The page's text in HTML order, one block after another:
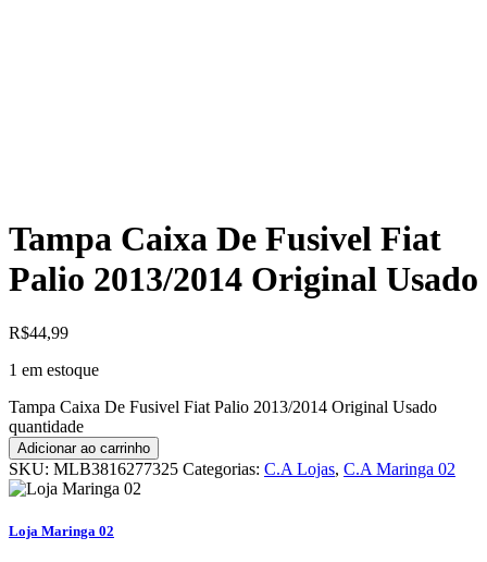
Tampa Caixa De Fusivel Fiat
Palio 2013/2014 Original Usado
R$44,99
1 em estoque
Tampa Caixa De Fusivel Fiat Palio 2013/2014 Original Usado
quantidade
Adicionar ao carrinho
SKU: MLB3816277325 Categorias: C.A Lojas, C.A Maringa 02
Loja Maringa 02